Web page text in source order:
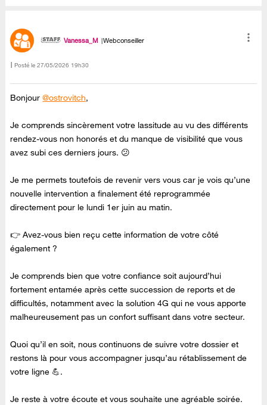
Vanessa_M Webconseiller
Posté le ‎27/05/2026 19h30
Bonjour@ostrovitch,
Je comprends sincèrement votre lassitude au vu des différents
rendez-vous non honorés et du manque de visibilité que vous
avez subi ces derniers jours. 😕
Je me permets toutefois de revenir vers vous car je vois qu’une
nouvelle intervention a finalement été reprogrammée
directement pour le lundi 1er juin au matin.
👉 Avez-vous bien reçu cette information de votre côté
également ?
Je comprends bien que votre confiance soit aujourd’hui
fortement entamée après cette succession de reports et de
difficultés, notamment avec la solution 4G qui ne vous apporte
malheureusement pas un confort suffisant dans votre secteur.
Quoi qu’il en soit, nous continuons de suivre votre dossier et
restons là pour vous accompagner jusqu’au rétablissement de
votre ligne 💪.
Je reste à votre écoute et vous souhaite une agréable soirée.